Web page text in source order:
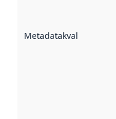
Metadatakvalitet